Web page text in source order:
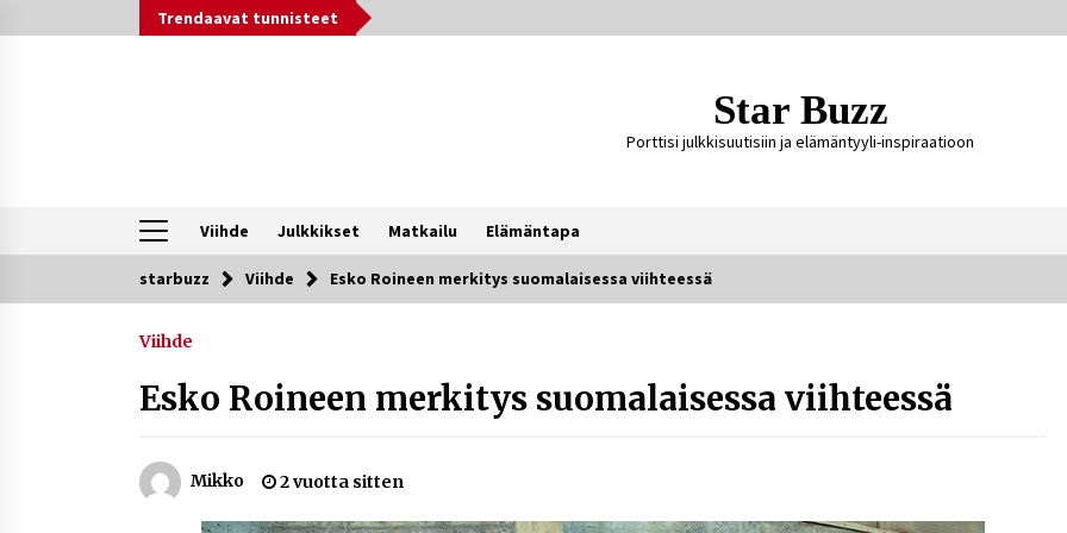
sisältöön
Trendaavat tunnisteet
Star Buzz
Porttisi julkkisuutisiin ja elämäntyyli-inspiraatioon
Viihde Julkkikset Matkailu Elämäntapa
Trendit nyt
striimaaja, joka on kasvattanut
yleisöään Kick-alustalla
tiedetään?
5 päivää sitten
Netflix, YouTube, TikTok, pelit ja
1 viikko sitten 2 viikkoa sitten
starbuzz Viihde Esko Roineen merkitys suomalaisessa viihteessä
Viihde
Esko Roineen merkitys suomalaisessa viihteessä
Mikko 2 vuotta sitten